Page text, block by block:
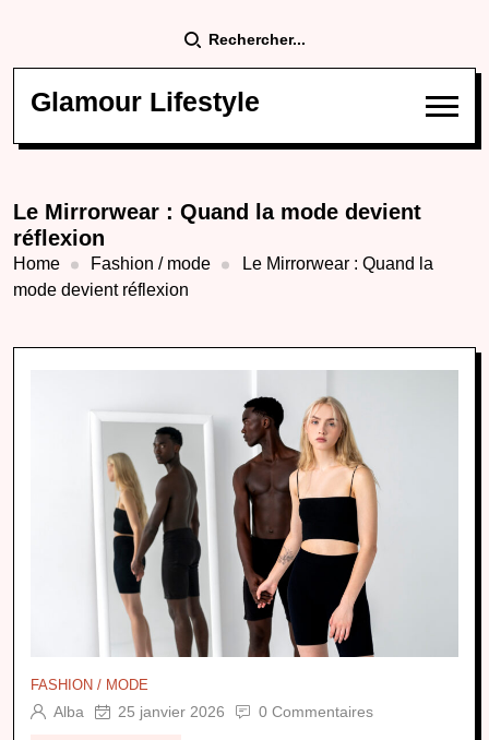
Rechercher...
Glamour Lifestyle
Le Mirrorwear : Quand la mode devient
réflexion
Home Fashion / mode
Le Mirrorwear : Quand la
mode devient réflexion
FASHION / MODE
Alba 25 janvier 2026 0 Commentaires